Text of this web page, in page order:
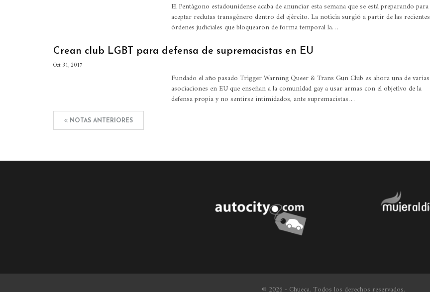
El Pentágono estadounidense acaba de anunciar esta semana que se está preparando para
aceptar reclutas transgénero dentro del ejército. La noticia surgió a partir de las recientes
órdenes judiciales que bloquearon de forma temporal la…
Crean club LGBT para defensa de supremacistas en EU
Oct 31, 2017
Fundado el año pasado Trigger Warning Queer & Trans Gun Club es ahora una de varias
asociaciones en EU que enseñan a la comunidad gay a usar armas con el objetivo de la
defensa propia y no sentirse intimidados, ante supremacistas…
NOTAS ANTERIORES